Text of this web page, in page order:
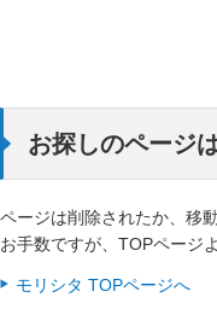
お探しのページ
ページは削除されたか、移
お手数ですが、TOPページ
モリシタ TOPページへ